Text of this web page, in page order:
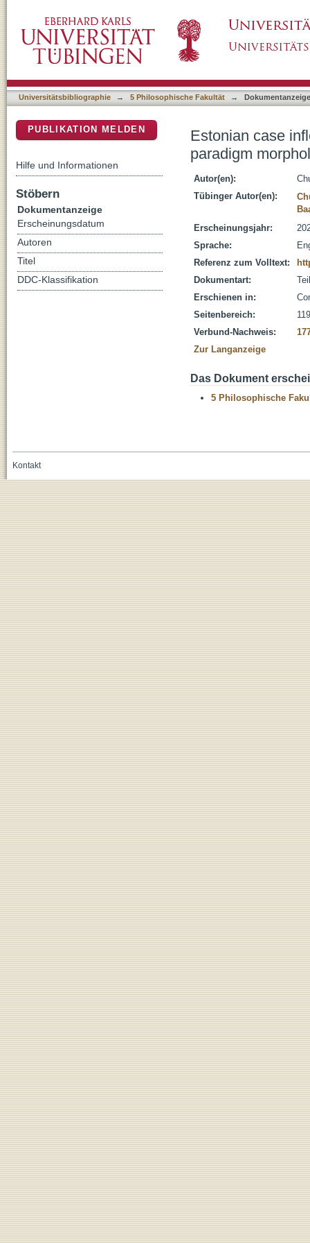
discriminative learning
Universitätsbibliographie → 5 Philosophische Fakultät → Dokumentanzeige
Estonian case
paradigm
Autor(en):
Tübinger Autor(en):
Erscheinungsjahr:
Sprache:
Referenz zum Volltext:
Dokumentart:
Erschienen in:
Seitenbereich:
Verbund-Nachweis:
Zur Langanzeige
Das Dokument
5 Philosophische
PUBLIKATION MELDEN
Hilfe und Informationen
Stöbern
Dokumentanzeige
Erscheinungsdatum
Autoren
Titel
DDC-Klassifikation
Kontakt